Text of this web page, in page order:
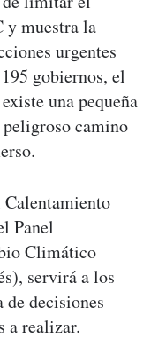
y muestra la
urgentes
gobiernos, el
una pequeña
camino
Panel
Climático
servirá a los
de decisiones
a realizar.